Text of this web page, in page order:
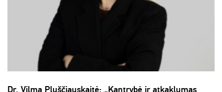
Dr. Vilma Pluščiauskaitė: „Kantrybė ir atkaklumas